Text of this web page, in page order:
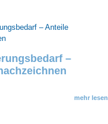
–
mehr lesen